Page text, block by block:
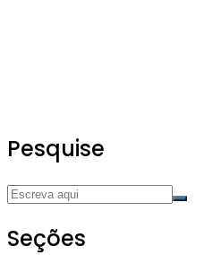
Pesquise
Seções